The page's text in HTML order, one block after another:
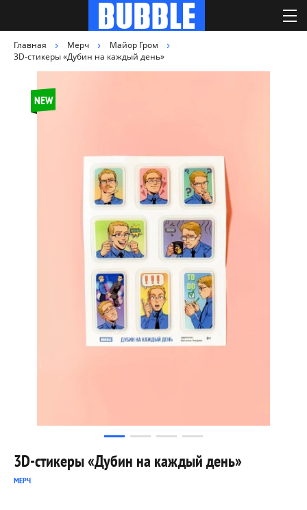
Главная Мерч
Майор Гром
3D-стикеры «Дубин на каждый день»
NEW
3D-стикеры «Дубин на каждый день»
МЕРЧ